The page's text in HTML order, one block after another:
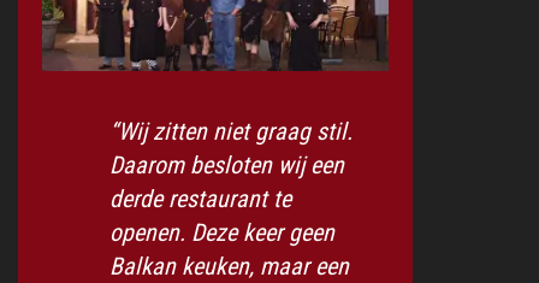
“Wij zitten niet graag stil.
Daarom besloten wij een
derde restaurant te
openen. Deze keer geen
Balkan keuken, maar een